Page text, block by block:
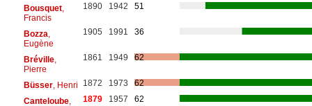
Bousquet,
Francis
1890 1942 51
Bozza
Eugène
1905 1991 36
Bréville,
Pierre
1861 1949 62
Büsser, Henri 1872 1973
62
Canteloube,
1879 1957 62